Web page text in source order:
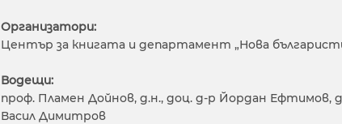
Организатори:
Център за книгата и департамент „Нова
Водещи:
проф. Пламен Дойнов, д.н., доц. д-р Йордан Ефтимов,
Васил Димитров